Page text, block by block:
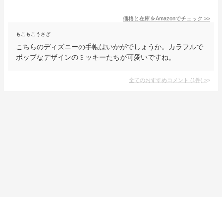
価格と在庫をAmazonでチェック >>
もこもこうさぎ
こちらのディズニーの手帳はいかがでしょうか。カラフルで
ポップなデザインのミッキーたちが可愛いですね。
全てのおすすめコメント (1件) >